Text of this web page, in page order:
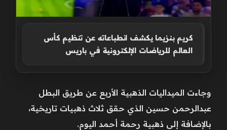
كريم بنزيما يكشف انطباعاته عن تنظيم كأس
العالم للرياضات الإلكترونية في باريس
وجاءت الميداليات الذهبية الأربع عن طريق البطل
عبدالرحمن حسين الذي حقق ثلاث ذهبيات تاريخية،
بالإضافة إلى ذهبية رحمة أحمد اليوم.